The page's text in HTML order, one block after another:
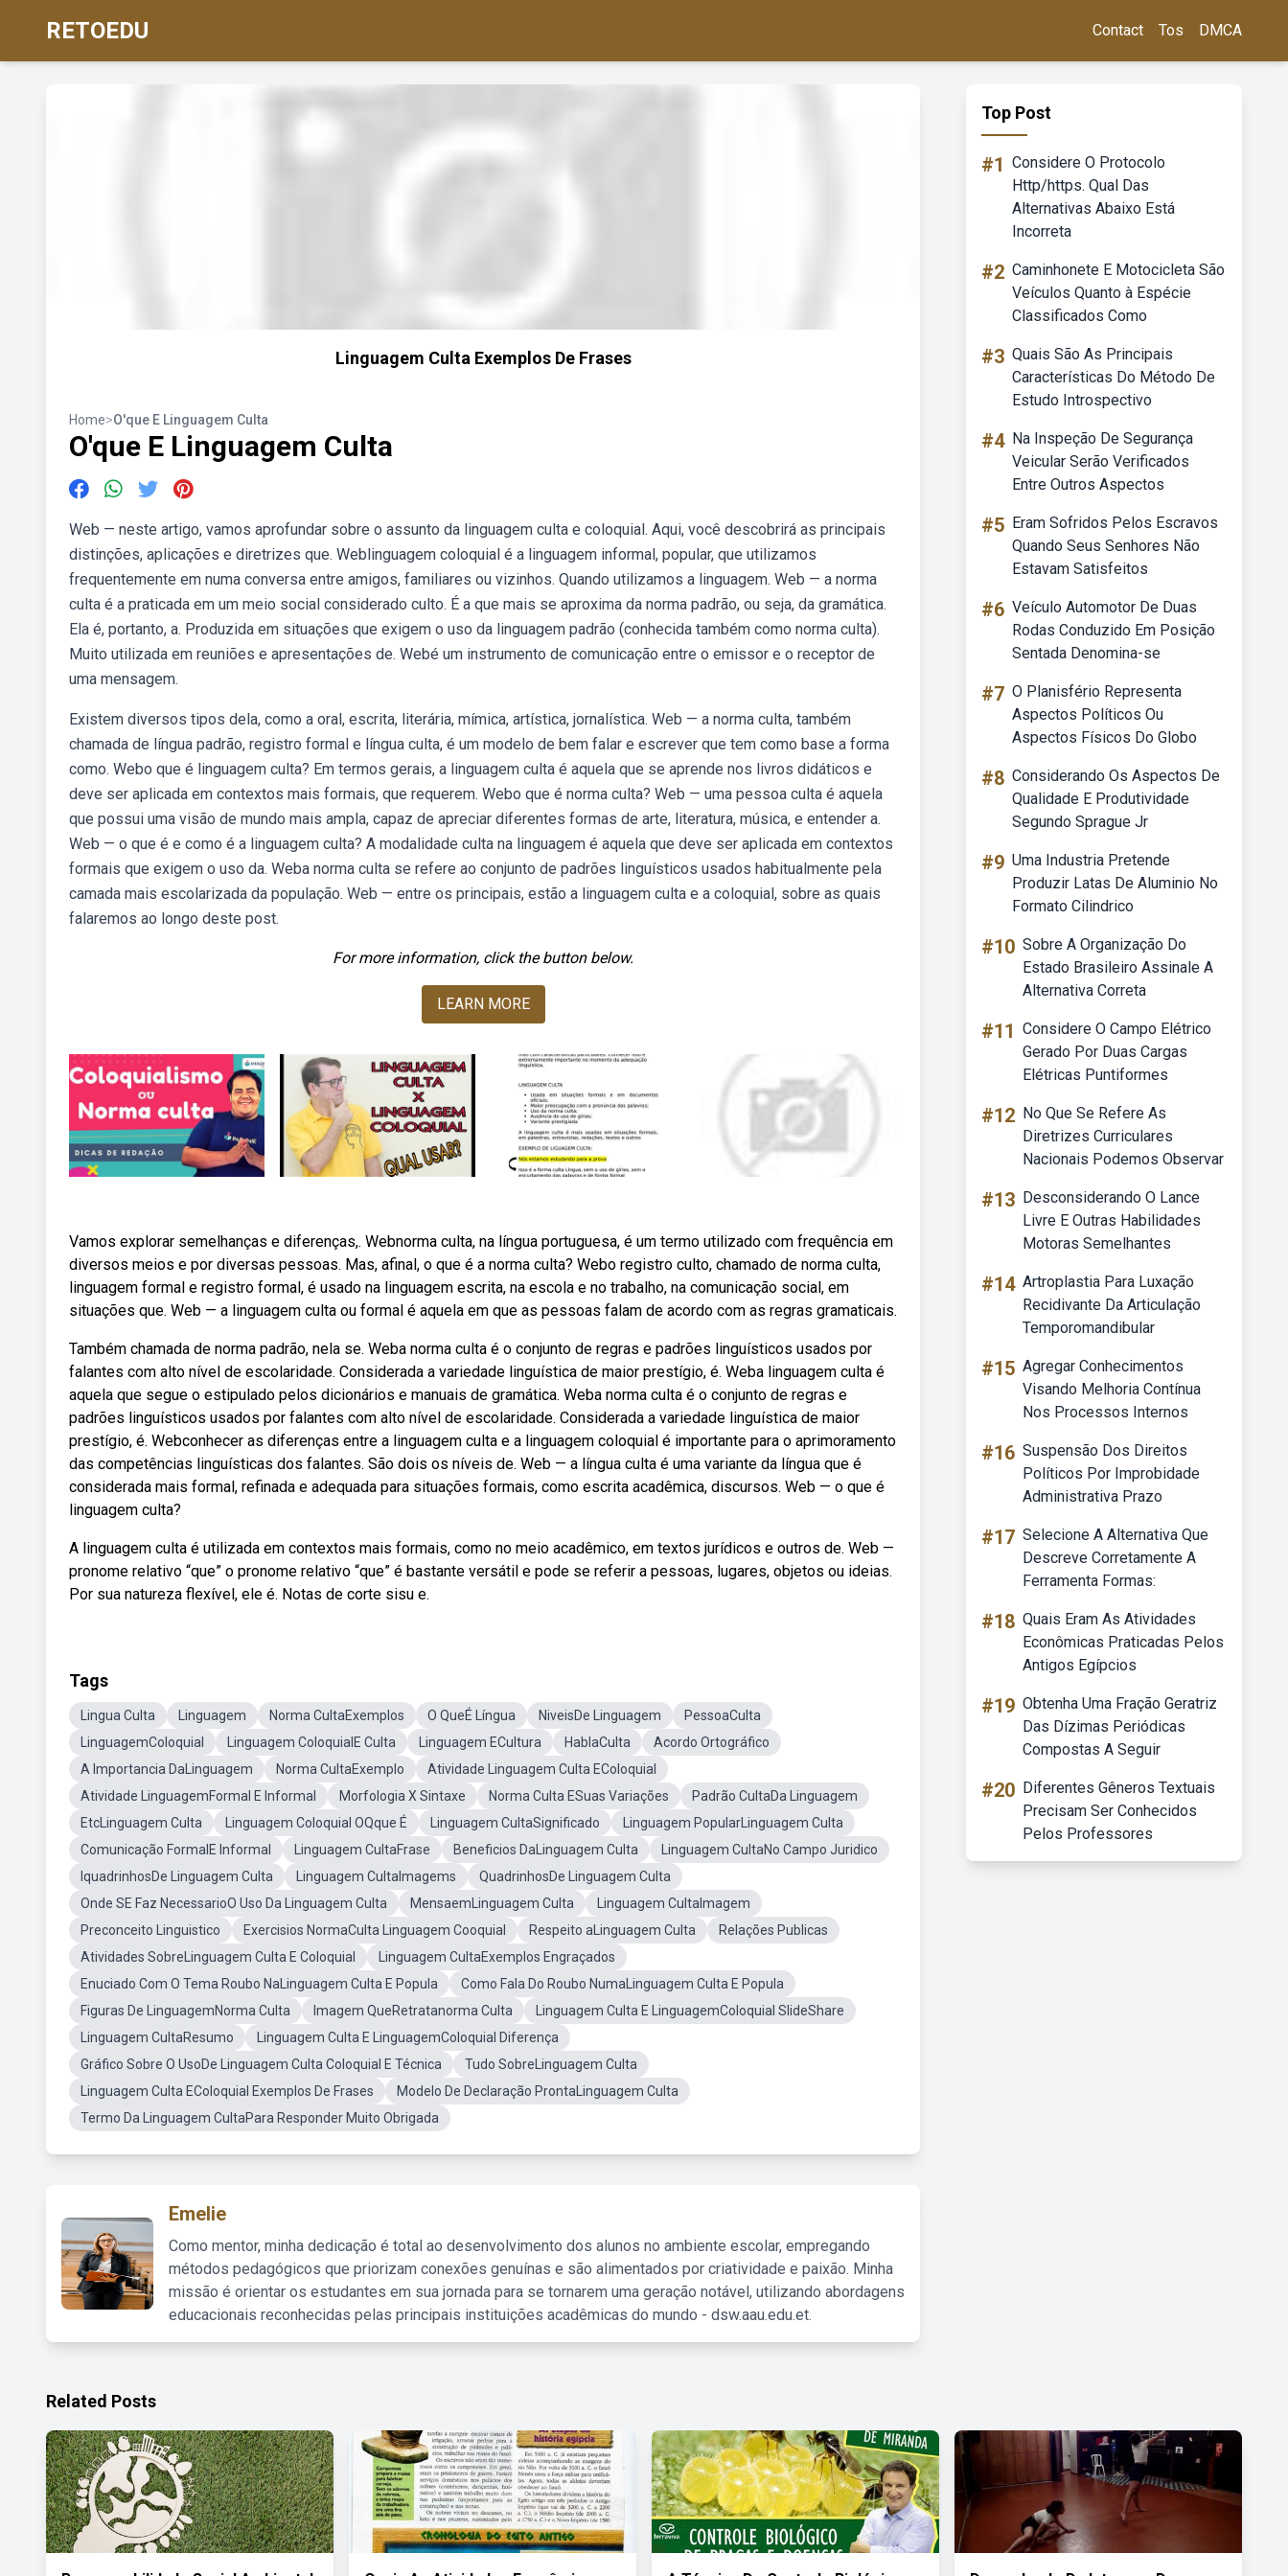
RETOEDU Contact Tos DMCA
Linguagem Culta Exemplos De Frases
Home>O'que E Linguagem Culta
O'que E Linguagem Culta
Web — neste artigo, vamos aprofundar sobre o assunto da linguagem culta e coloquial. Aqui, você descobrirá as principais
distinções, aplicações e diretrizes que. Weblinguagem coloquial é a linguagem informal, popular, que utilizamos
frequentemente em numa conversa entre amigos, familiares ou vizinhos. Quando utilizamos a linguagem. Web — a norma
culta é a praticada em um meio social considerado culto. É a que mais se aproxima da norma padrão, ou seja, da gramática.
Ela é, portanto, a. Produzida em situações que exigem o uso da linguagem padrão (conhecida também como norma culta).
Muito utilizada em reuniões e apresentações de. Webé um instrumento de comunicação entre o emissor e o receptor de
uma mensagem.
Existem diversos tipos dela, como a oral, escrita, literária, mímica, artística, jornalística. Web — a norma culta, também
chamada de língua padrão, registro formal e língua culta, é um modelo de bem falar e escrever que tem como base a forma
como. Webo que é linguagem culta? Em termos gerais, a linguagem culta é aquela que se aprende nos livros didáticos e
deve ser aplicada em contextos mais formais, que requerem. Webo que é norma culta? Web — uma pessoa culta é aquela
que possui uma visão de mundo mais ampla, capaz de apreciar diferentes formas de arte, literatura, música, e entender a.
Web — o que é e como é a linguagem culta? A modalidade culta na linguagem é aquela que deve ser aplicada em contextos
formais que exigem o uso da. Weba norma culta se refere ao conjunto de padrões linguísticos usados habitualmente pela
camada mais escolarizada da população. Web — entre os principais, estão a linguagem culta e a coloquial, sobre as quais
falaremos ao longo deste post.
For more information, click the button below.
LEARN MORE
Vamos explorar semelhanças e diferenças,. Webnorma culta, na língua portuguesa, é um termo utilizado com frequência em
diversos meios e por diversas pessoas. Mas, afinal, o que é a norma culta? Webo registro culto, chamado de norma culta,
linguagem formal e registro formal, é usado na linguagem escrita, na escola e no trabalho, na comunicação social, em
situações que. Web — a linguagem culta ou formal é aquela em que as pessoas falam de acordo com as regras gramaticais.
Também chamada de norma padrão, nela se. Weba norma culta é o conjunto de regras e padrões linguísticos usados por
falantes com alto nível de escolaridade. Considerada a variedade linguística de maior prestígio, é. Weba linguagem culta é
aquela que segue o estipulado pelos dicionários e manuais de gramática. Weba norma culta é o conjunto de regras e
padrões linguísticos usados por falantes com alto nível de escolaridade. Considerada a variedade linguística de maior
prestígio, é. Webconhecer as diferenças entre a linguagem culta e a linguagem coloquial é importante para o aprimoramento
das competências linguísticas dos falantes. São dois os níveis de. Web — a língua culta é uma variante da língua que é
considerada mais formal, refinada e adequada para situações formais, como escrita acadêmica, discursos. Web — o que é
linguagem culta?
A linguagem culta é utilizada em contextos mais formais, como no meio acadêmico, em textos jurídicos e outros de. Web —
pronome relativo “que” o pronome relativo “que” é bastante versátil e pode se referir a pessoas, lugares, objetos ou ideias.
Por sua natureza flexível, ele é. Notas de corte sisu e.
Tags
Lingua Culta Linguagem Norma CultaExemplos O QueÉ Língua NiveisDe Linguagem
PessoaCulta
LinguagemColoquial
Linguagem ColoquialE Culta Linguagem ECultura HablaCulta
Acordo Ortográfico
A Importancia DaLinguagem
Norma CultaExemplo
Atividade Linguagem Culta EColoquial
Atividade LinguagemFormal E Informal
Morfologia X Sintaxe Norma Culta ESuas Variações
Padrão CultaDa Linguagem
EtcLinguagem Culta
Linguagem Coloquial OQque É Linguagem CultaSignificado
Linguagem PopularLinguagem Culta
Comunicação FormalE Informal
Linguagem CultaFrase Beneficios DaLinguagem Culta
Linguagem CultaNo Campo Juridico
IquadrinhosDe Linguagem Culta
Linguagem CultaImagems
QuadrinhosDe Linguagem Culta
Onde SE Faz NecessarioO Uso Da Linguagem Culta
MensaemLinguagem Culta
Linguagem CultaImagem
Preconceito Linguistico
Exercisios NormaCulta Linguagem Cooquial Respeito aLinguagem Culta
Relações Publicas
Atividades SobreLinguagem Culta E Coloquial
Linguagem CultaExemplos Engraçados
Enuciado Com O Tema Roubo NaLinguagem Culta E Popula
Como Fala Do Roubo NumaLinguagem Culta E Popula
Figuras De LinguagemNorma Culta
Imagem QueRetratanorma Culta
Linguagem Culta E LinguagemColoquial SlideShare
Linguagem CultaResumo
Linguagem Culta E LinguagemColoquial Diferença
Gráfico Sobre O UsoDe Linguagem Culta Coloquial E Técnica
Tudo SobreLinguagem Culta
Linguagem Culta EColoquial Exemplos De Frases
Modelo De Declaração ProntaLinguagem Culta
Termo Da Linguagem CultaPara Responder Muito Obrigada
Emelie
Como mentor, minha dedicação é total ao desenvolvimento dos alunos no ambiente escolar, empregando
métodos pedagógicos que priorizam conexões genuínas e são alimentados por criatividade e paixão. Minha
missão é orientar os estudantes em sua jornada para se tornarem uma geração notável, utilizando abordagens
educacionais reconhecidas pelas principais instituições acadêmicas do mundo - dsw.aau.edu.et.
Top Post
#1 Considere O Protocolo
Http/https. Qual Das
Alternativas Abaixo Está
Incorreta
#2 Caminhonete E Motocicleta São
Veículos Quanto à Espécie
Classificados Como
#3 Quais São As Principais
Características Do Método De
Estudo Introspectivo
#4 Na Inspeção De Segurança
Veicular Serão Verificados
Entre Outros Aspectos
#5 Eram Sofridos Pelos Escravos
Quando Seus Senhores Não
Estavam Satisfeitos
#6 Veículo Automotor De Duas
Rodas Conduzido Em Posição
Sentada Denomina-se
#7 O Planisfério Representa
Aspectos Políticos Ou
Aspectos Físicos Do Globo
#8 Considerando Os Aspectos De
Qualidade E Produtividade
Segundo Sprague Jr
#9 Uma Industria Pretende
Produzir Latas De Aluminio No
Formato Cilindrico
#10 Sobre A Organização Do
Estado Brasileiro Assinale A
Alternativa Correta
#11 Considere O Campo Elétrico
Gerado Por Duas Cargas
Elétricas Puntiformes
#12 No Que Se Refere As
Diretrizes Curriculares
Nacionais Podemos Observar
#13 Desconsiderando O Lance
Livre E Outras Habilidades
Motoras Semelhantes
#14 Artroplastia Para Luxação
Recidivante Da Articulação
Temporomandibular
#15 Agregar Conhecimentos
Visando Melhoria Contínua
Nos Processos Internos
#16 Suspensão Dos Direitos
Políticos Por Improbidade
Administrativa Prazo
#17 Selecione A Alternativa Que
Descreve Corretamente A
Ferramenta Formas:
#18 Quais Eram As Atividades
Econômicas Praticadas Pelos
Antigos Egípcios
#19 Obtenha Uma Fração Geratriz
Das Dízimas Periódicas
Compostas A Seguir
#20 Diferentes Gêneros Textuais
Precisam Ser Conhecidos
Pelos Professores
Related Posts